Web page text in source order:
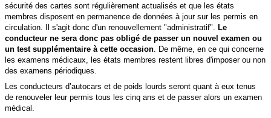
sécurité des cartes sont régulièrement actualisés et que les états
membres disposent enpermanence de données à jour sur les permis en
circulation. Il s'agit donc d'un renouvellement "administratif". Le
conducteur ne sera donc pas obligé de passer un nouvel examen ou
un testsupplémentaire à cette occasion . De même, en ce qui concerne
les examens médicaux, les états membres restent libres d'imposer ou non
des examens périodiques.
Les conducteurs d’autocars et de poids lourds seront quant à eux tenus
de renouveler leur permis tous les cinq ans et de passer alors un examen
médical.